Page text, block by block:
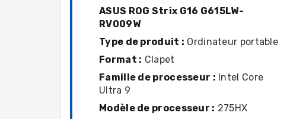
ASUS ROG Strix G16 G615LW-
RV009W
Type de produit : Ordinateur portable
Format : Clapet
Famille de processeur : Intel Core
Ultra 9
Modèle de processeur : 275HX